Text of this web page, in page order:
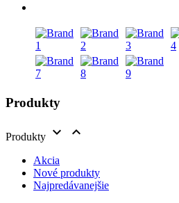
Produkty
Produkty  
Akcia
Nové produkty
Najpredávanejšie